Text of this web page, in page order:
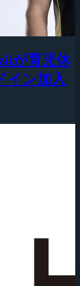
が育児休
イン加入